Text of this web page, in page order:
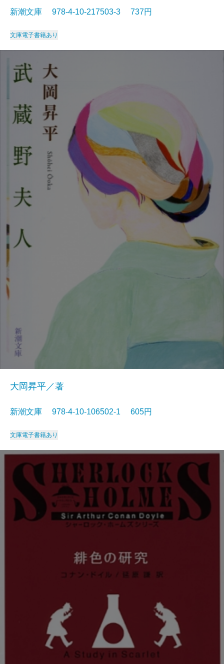
新潮文庫 978-4-10-217503-3 737円
文庫電子書籍あり
大岡昇平／著
新潮文庫 978-4-10-106502-1 605円
文庫電子書籍あり